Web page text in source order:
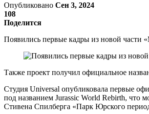
Опубликовано Сен 3, 2024
108
Поделится
Появились первые кадры из новой части
Также проект получил официальное
Студия Universal опубликовала первые
под названием Jurassic World Rebirth, что
Стивена Спилберга «Парк Юрского